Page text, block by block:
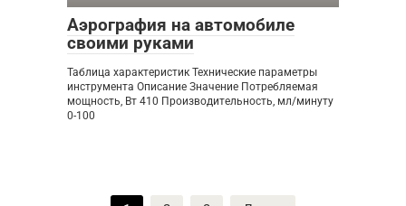
Аэрография на автомобиле
своими руками
Таблица характеристик Технические параметры
инструмента Описание Значение Потребляемая
мощность, Вт 410 Производительность, мл/минуту
0-100